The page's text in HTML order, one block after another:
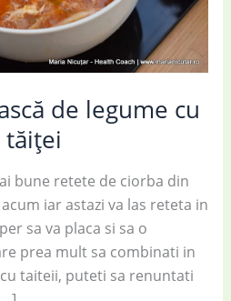
de legume cu
tăiței
bune retete de ciorba din
iar astazi va las reteta in
sa va placa si sa o
prea mult sa combinati in
taiteii, puteti sa renuntati